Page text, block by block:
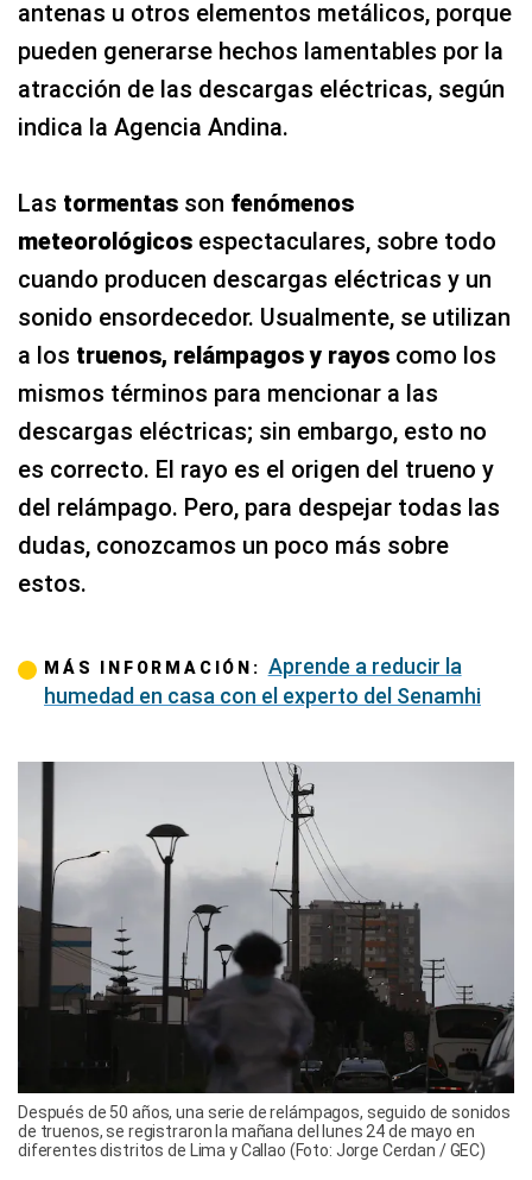
antenas u otros elementos metálicos, porque
pueden generarse hechos lamentables por la
atracción de las descargas eléctricas, según
indica la Agencia Andina.
Las tormentas son fenómenos
meteorológicos espectaculares, sobre todo
cuando producen descargas eléctricas y un
sonido ensordecedor. Usualmente, se utilizan
a los truenos, relámpagos y rayos como los
mismos términos para mencionar a las
descargas eléctricas; sin embargo, esto no
es correcto. El rayo es el origen del trueno y
del relámpago. Pero, para despejar todas las
dudas, conozcamos un poco más sobre
estos.
MÁS INFORMACIÓN: Aprende a reducir la
humedad en casa con el experto del Senamhi
Después de 50 años, una serie de relámpagos, seguido de sonidos
de truenos, se registraron la mañana del lunes 24 de mayo en
diferentes distritos de Lima y Callao (Foto: Jorge Cerdan / GEC)